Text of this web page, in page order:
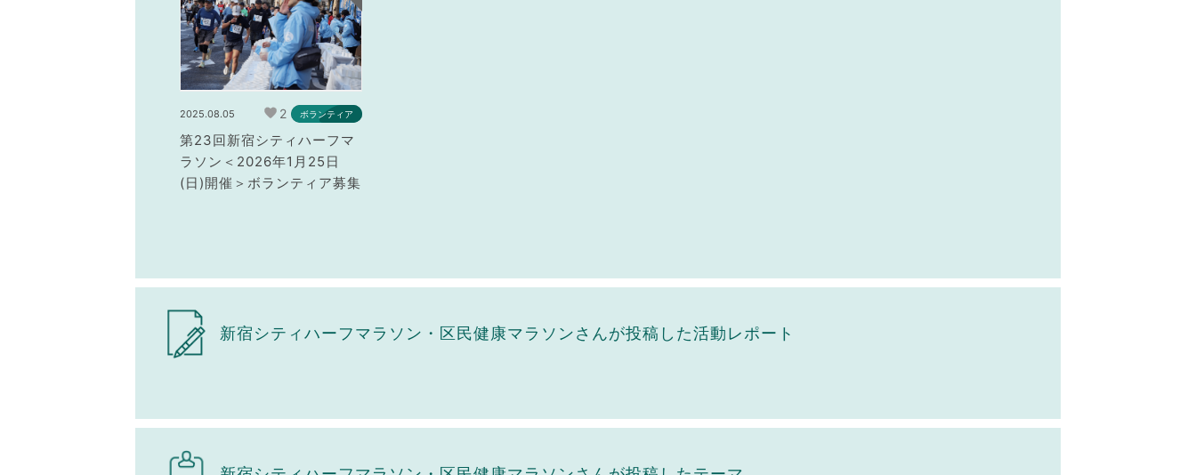
2025.08.05 2 ボランティア
第23回新宿シティハーフマ
ラソン＜2026年1月25日
(日)開催＞ボランティア募集
新宿シティハーフマラソン・区民健康マラソンさんが投稿した活動レポート